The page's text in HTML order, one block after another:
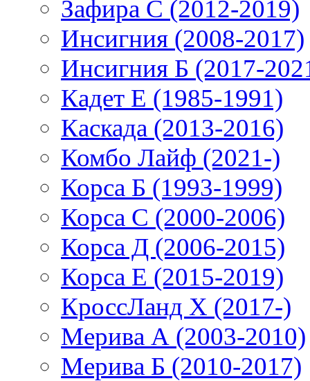
Зафира С (2012-2019)
Инсигния (2008-2017)
Инсигния Б (2017-
Кадет Е (1985-1991)
Каскада (2013-2016)
Комбо Лайф (2021-)
Корса Б (1993-1999)
Корса С (2000-2006)
Корса Д (2006-2015)
Корса E (2015-2019)
КроссЛанд X (2017-)
Мерива А (2003-2010)
Мерива Б (2010-2017)